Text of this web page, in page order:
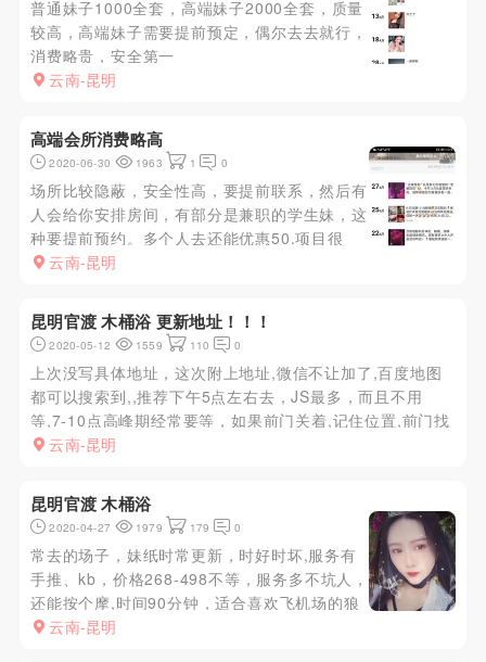
普通妹子1000全套，高端妹子2000全套，质量
较高，高端妹子需要提前预定，偶尔去去就行，
消费略贵，安全第一
云南-昆明
高端会所消费略高
2020-06-30 1963 1 0
场所比较隐蔽，安全性高，要提前联系，然后有
人会给你安排房间，有部分是兼职的学生妹，这
种要提前预约。多个人去还能优惠50.项目很
多，妹子漂亮，爽，就是略贵了。
云南-昆明
昆明官渡 木桶浴 更新地址！！！
2020-05-12 1559 110 0
上次没写具体地址，这次附上地址,微信不让加了,百度地图
都可以搜索到,,推荐下午5点左右去，JS最多，而且不用
等,7-10点高峰期经常要等，如果前门关着,记住位置,前门找
个路口绕进去里面,有后门！ 服务有手推、KB、除了不做AI
云南-昆明
昆明官渡 木桶浴
2020-04-27 1979 179 0
常去的场子，妹纸时常更新，时好时坏,服务有
手推、kb，价格268-498不等，服务多不坑人，
还能按个摩,时间90分钟，适合喜欢飞机场的狼
友！云南-昆明